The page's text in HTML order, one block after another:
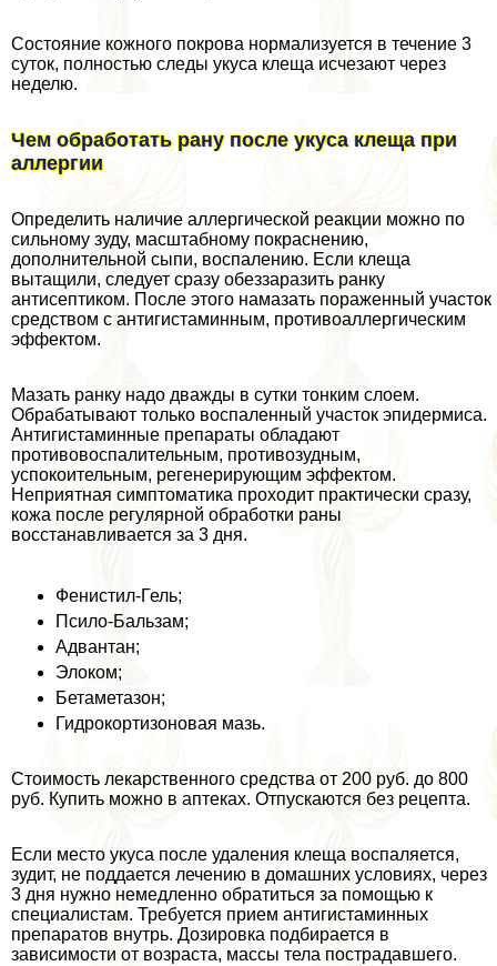
Состояние кожного покрова нормализуется в течение 3
суток, полностью следы укуса клеща исчезают через
неделю.
Чем обработать рану после укуса клеща при
аллергии
Определить наличие аллергической реакции можно по
сильному зуду, масштабному покраснению,
дополнительной сыпи, воспалению. Если клеща
вытащили, следует сразу обеззаразить ранку
антисептиком. После этого намазать пораженный участок
средством с антигистаминным, противоаллергическим
эффектом.
Мазать ранку надо дважды в сутки тонким слоем.
Обpaбатывают только воспаленный участок эпидермиса.
Антигистаминные препараты обладают
противовоспалительным, противозудным,
успокоительным, регенерирующим эффектом.
Неприятная симптоматика проходит пpaктически сразу,
кожа после регулярной обработки раны
восстанавливается за 3 дня.
Фенистил-Гель;
Псило-Бальзам;
Адвантан;
Элоком;
Бетаметазон;
Гидрокортизоновая мазь.
Стоимость лекарственного средства от 200 руб. до 800
руб. Купить можно в аптеках. Отпускаются без рецепта.
Если место укуса после удаления клеща воспаляется,
зудит, не поддается лечению в домашних условиях, через
3 дня нужно немедленно обратиться за помощью к
специалистам. Требуется прием антигистаминных
препаратов внутрь. Дозировка подбирается в
зависимости от возраста, массы тела пострадавшего.